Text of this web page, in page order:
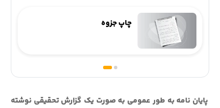
چاپ جزوه
پایان نامه به طور عمومی به صورت یک گزارش تحقیقی نوشته